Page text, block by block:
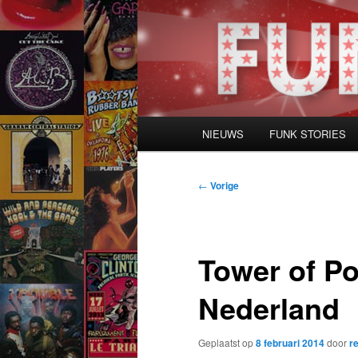
Spring
naar
de
primaire
inhoud
NIEUWS FUNK STORIES
Bericht
← Vorige
Tower of
Nederland
Geplaatst op8 februari 2014door